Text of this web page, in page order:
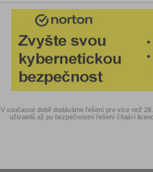
V současné době dodáváme řešení pro více než
uživatelů až po bezpečnostní řešení čítající